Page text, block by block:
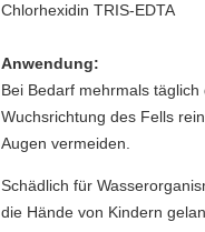
Chlorhexidin TRIS-EDTA
Anwendung:
Bei Bedarf mehrmals
Wuchsrichtung des Fells
Augen vermeiden.
Schädlich für
die Hände von Kindern